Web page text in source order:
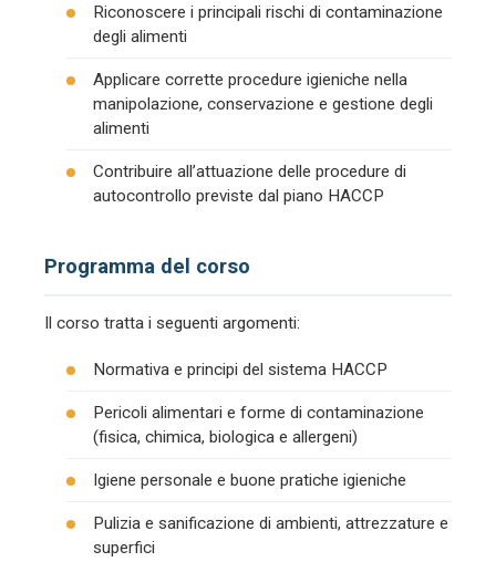
Riconoscere i principali rischi di contaminazione
degli alimenti
Applicare corrette procedure igieniche nella
manipolazione, conservazione e gestione degli
alimenti
Contribuire all’attuazione delle procedure di
autocontrollo previste dal piano HACCP
Programma del corso
Il corso tratta i seguenti argomenti:
Normativa e principi del sistema HACCP
Pericoli alimentari e forme di contaminazione
(fisica, chimica, biologica e allergeni)
Igiene personale e buone pratiche igieniche
Pulizia e sanificazione di ambienti, attrezzature e
superfici